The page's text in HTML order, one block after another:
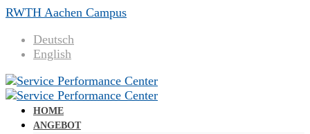
RWTH Aachen Campus
Deutsch
English
HOME
ANGEBOT